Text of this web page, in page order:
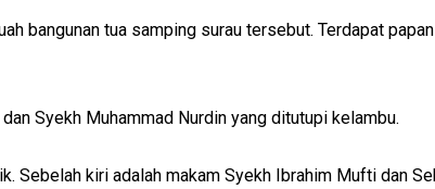
bangunan tua samping surau tersebut. Terdapat
Syekh Muhammad Nurdin yang ditutupi kelambu.
kiri adalah makam Syekh Ibrahim Mufti dan